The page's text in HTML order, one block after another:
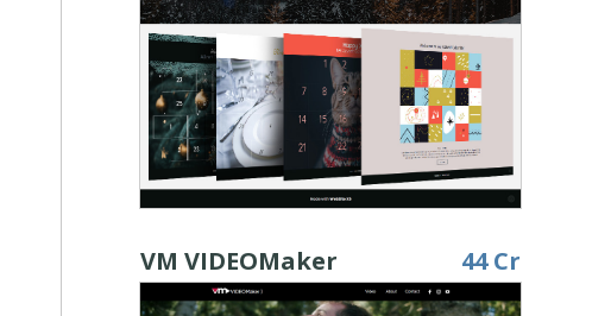
VM VIDEOMaker 44 Cr